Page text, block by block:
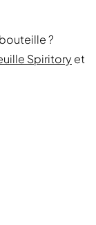
?
Spiritory et